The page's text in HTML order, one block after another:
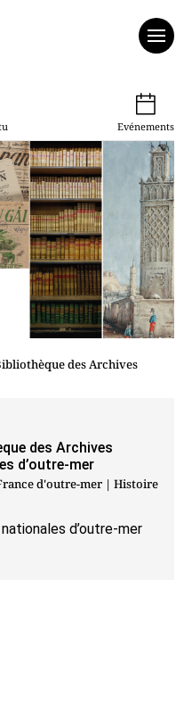
Evénements
des Archives
des Archives
d’outre-mer
d'outre-mer | Histoire
d’outre-mer